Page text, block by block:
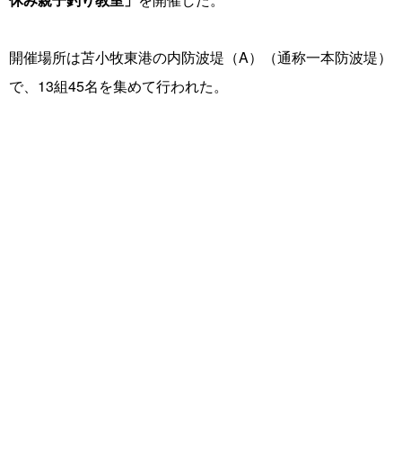
開催場所は苫小牧東港の内防波堤（A）（通称一本防波堤）
で、13組45名を集めて行われた。